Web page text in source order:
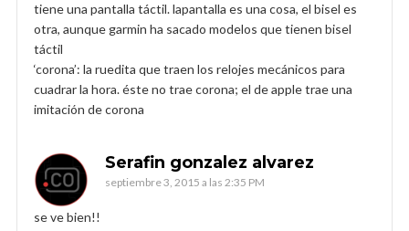
tiene una pantalla táctil. lapantalla es una cosa, el bisel es
otra, aunque garmin ha sacado modelos que tienen bisel
táctil
‘corona’: la ruedita que traen los relojes mecánicos para
cuadrar la hora. éste no trae corona; el de apple trae una
imitación de corona
Serafin gonzalez alvarez
septiembre 3, 2015 a las 2:35 PM
se ve bien!!